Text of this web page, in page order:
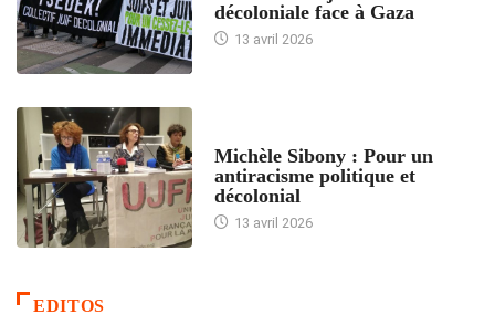
décoloniale face à Gaza
13 avril 2026
Michèle Sibony : Pour un
antiracisme politique et
décolonial
13 avril 2026
EDITOS